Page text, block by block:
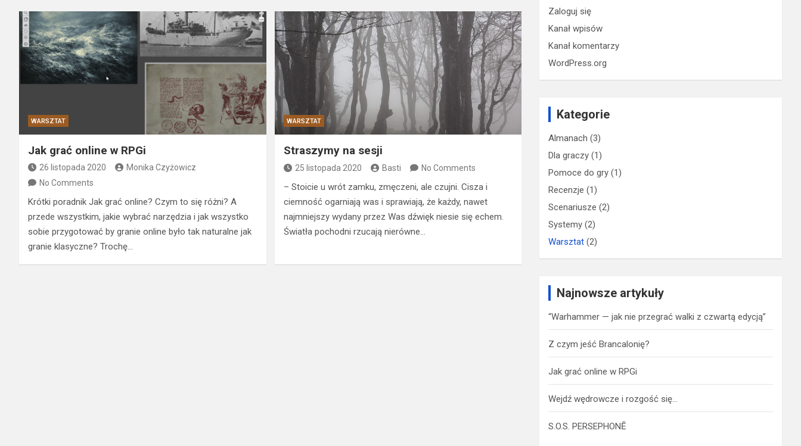
WARSZTAT
Jak grać online w RPGi
26 listopada 2020
Monika Czyżowicz
No Comments
Krótki poradnik Jak grać online? Czym to się różni? A
przede wszystkim, jakie wybrać narzędzia i jak wszystko
sobie przygotować by granie online było tak naturalne jak
granie klasyczne? Trochę…
WARSZTAT
Straszymy na sesji
25 listopada 2020 Basti No Comments
– Stoicie u wrót zamku, zmęczeni, ale czujni. Cisza i
ciemność ogarniają was i sprawiają, że każdy, nawet
najmniejszy wydany przez Was dźwięk niesie się echem.
Światła pochodni rzucają nierówne…
Zaloguj się
Kanał wpisów
Kanał komentarzy
WordPress.org
Kategorie
Almanach (3)
Dla graczy (1)
Pomoce do gry (1)
Recenzje (1)
Scenariusze (2)
Systemy (2)
Warsztat (2)
Najnowsze artykuły
“Warhammer — jak nie przegrać walki z czwartą edycją”
Z czym jeść Brancalonię?
Jak grać online w RPGi
Wejdź wędrowcze i rozgość się…
S.O.S. PERSEPHONĒ